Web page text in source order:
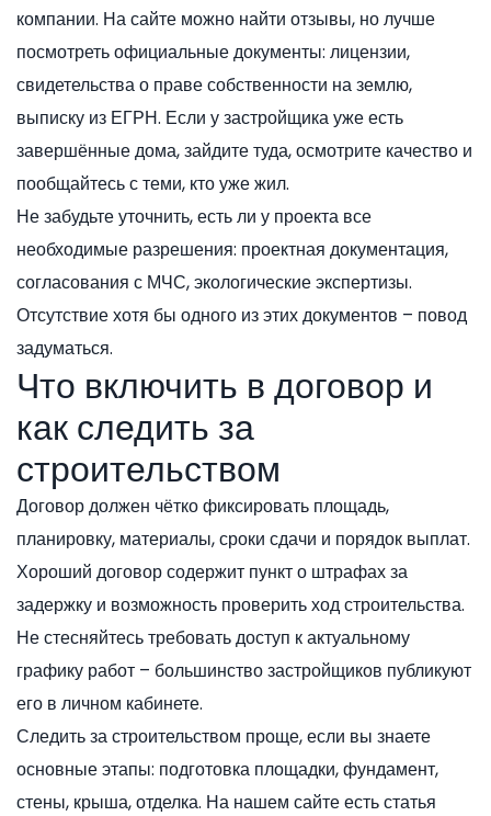
компании. На сайте можно найти отзывы, но лучше
посмотреть официальные документы: лицензии,
свидетельства о праве собственности на землю,
выписку из ЕГРН. Если у застройщика уже есть
завершённые дома, зайдите туда, осмотрите качество и
пообщайтесь с теми, кто уже жил.
Не забудьте уточнить, есть ли у проекта все
необходимые разрешения: проектная документация,
согласования с МЧС, экологические экспертизы.
Отсутствие хотя бы одного из этих документов – повод
задуматься.
Что включить в договор и
как следить за
строительством
Договор должен чётко фиксировать площадь,
планировку, материалы, сроки сдачи и порядок выплат.
Хороший договор содержит пункт о штрафах за
задержку и возможность проверить ход строительства.
Не стесняйтесь требовать доступ к актуальному
графику работ – большинство застройщиков публикуют
его в личном кабинете.
Следить за строительством проще, если вы знаете
основные этапы: подготовка площадки, фундамент,
стены, крыша, отделка. На нашем сайте есть статья